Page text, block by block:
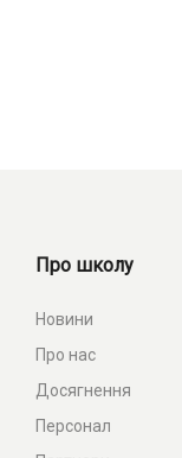
Про школу
Новини
Про нас
Досягнення
Персонал